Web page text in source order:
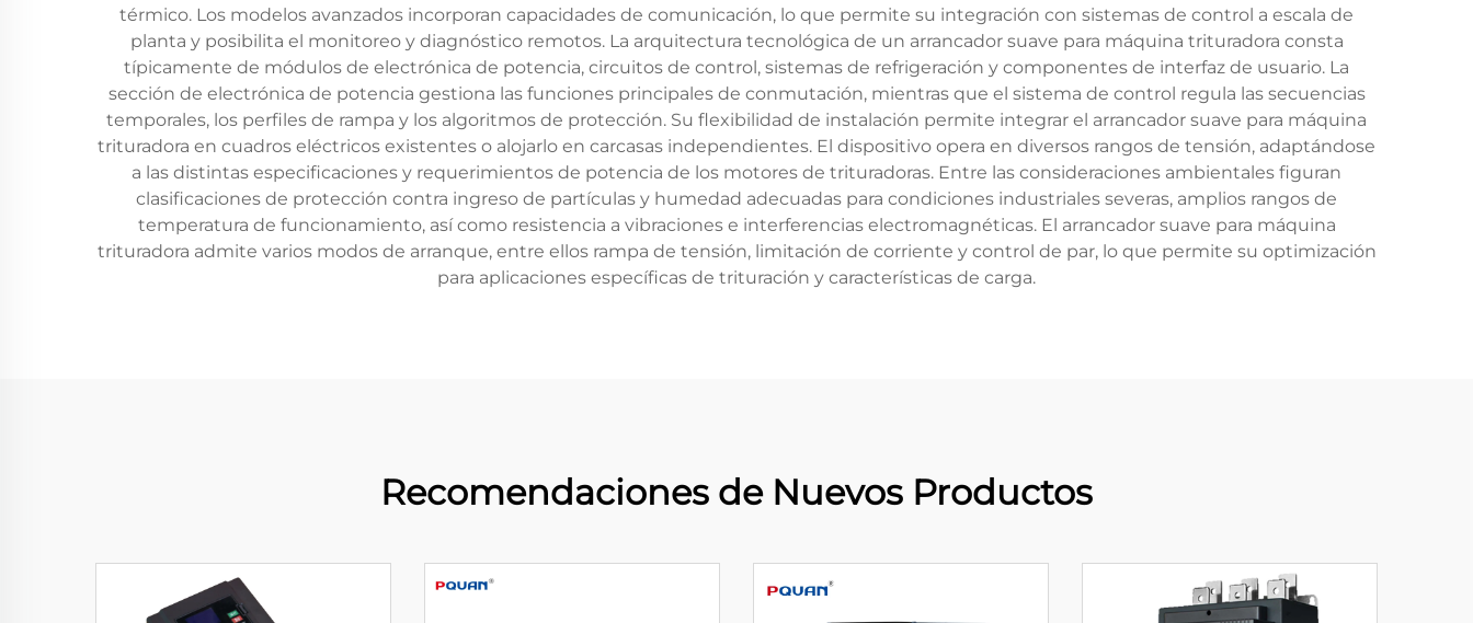
térmico. Los modelos avanzados incorporan capacidades de comunicación, lo que permite su integración con sistemas de control a escala de
planta y posibilita el monitoreo y diagnóstico remotos. La arquitectura tecnológica de un arrancador suave para máquina trituradora consta
típicamente de módulos de electrónica de potencia, circuitos de control, sistemas de refrigeración y componentes de interfaz de usuario. La
sección de electrónica de potencia gestiona las funciones principales de conmutación, mientras que el sistema de control regula las secuencias
temporales, los perfiles de rampa y los algoritmos de protección. Su flexibilidad de instalación permite integrar el arrancador suave para máquina
trituradora en cuadros eléctricos existentes o alojarlo en carcasas independientes. El dispositivo opera en diversos rangos de tensión, adaptándose
a las distintas especificaciones y requerimientos de potencia de los motores de trituradoras. Entre las consideraciones ambientales figuran
clasificaciones de protección contra ingreso de partículas y humedad adecuadas para condiciones industriales severas, amplios rangos de
temperatura de funcionamiento, así como resistencia a vibraciones e interferencias electromagnéticas. El arrancador suave para máquina
trituradora admite varios modos de arranque, entre ellos rampa de tensión, limitación de corriente y control de par, lo que permite su optimización
para aplicaciones específicas de trituración y características de carga.
Recomendaciones de Nuevos Productos